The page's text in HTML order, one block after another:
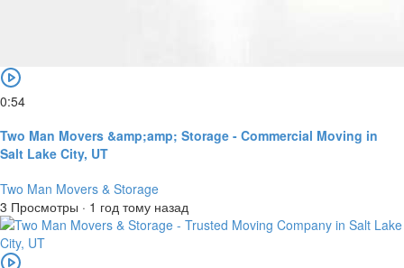
0:54
Two Man Movers &amp;amp; Storage - Commercial Moving in
Salt Lake City, UT
Two Man Movers & Storage
3 Просмотры · 1 год тому назад